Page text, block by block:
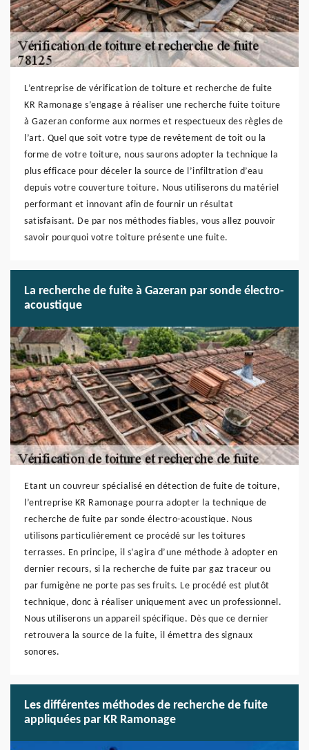
L’entreprise de vérification de toiture et recherche de fuite
KR Ramonage s’engage à réaliser une recherche fuite toiture
à Gazeran conforme aux normes et respectueux des règles de
l’art. Quel que soit votre type de revêtement de toit ou la
forme de votre toiture, nous saurons adopter la technique la
plus efficace pour déceler la source de l’infiltration d’eau
depuis votre couverture toiture. Nous utiliserons du matériel
performant et innovant afin de fournir un résultat
satisfaisant. De par nos méthodes fiables, vous allez pouvoir
savoir pourquoi votre toiture présente une fuite.
La recherche de fuite à Gazeran par sonde électro-
acoustique
Etant un couvreur spécialisé en détection de fuite de toiture,
l’entreprise KR Ramonage pourra adopter la technique de
recherche de fuite par sonde électro-acoustique. Nous
utilisons particulièrement ce procédé sur les toitures
terrasses. En principe, il s’agira d’une méthode à adopter en
dernier recours, si la recherche de fuite par gaz traceur ou
par fumigène ne porte pas ses fruits. Le procédé est plutôt
technique, donc à réaliser uniquement avec un professionnel.
Nous utiliserons un appareil spécifique. Dès que ce dernier
retrouvera la source de la fuite, il émettra des signaux
sonores.
Les différentes méthodes de recherche de fuite
appliquées par KR Ramonage